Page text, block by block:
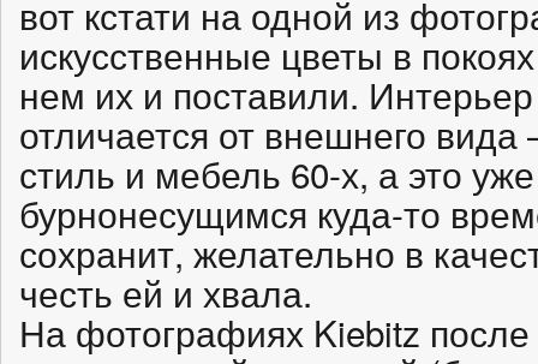
вот кстати на одной из
искусственные цветы в
нем их и поставили.
отличается от внешнего
стиль и мебель 60-х, а это
бурнонесущимся куда-то
сохранит, желательно в
честь ей и хвала.
На фотографиях Kiebitz